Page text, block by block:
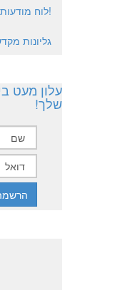
!לוח
גליונות
עלון מעט
שלך!